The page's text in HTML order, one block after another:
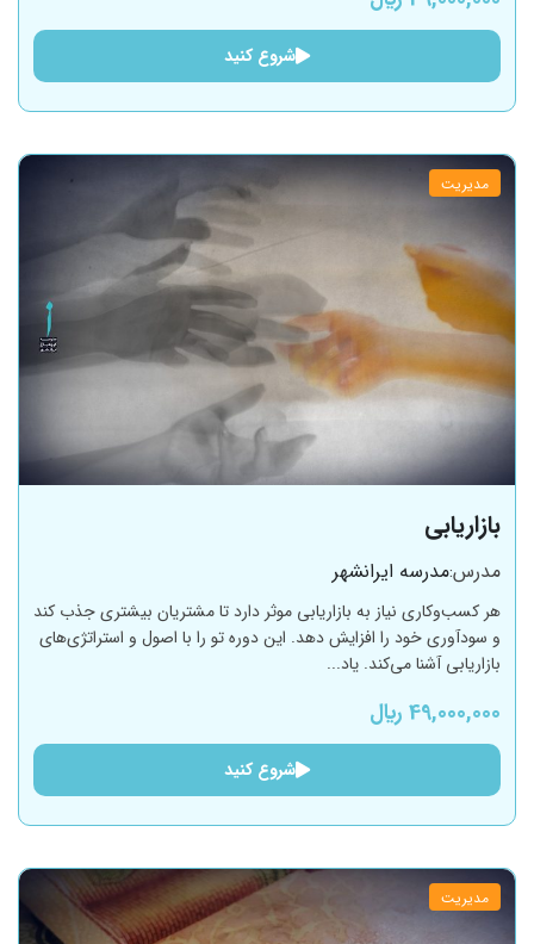
شروع کنید
مدیریت
بازاریابی
مدرس:مدرسه ایرانشهر
هر کسب‌وکاری نیاز به بازاریابی موثر دارد تا مشتریان بیشتری جذب کند
و سودآوری خود را افزایش دهد. این دوره تو را با اصول و استراتژی‌های
بازاریابی آشنا می‌کند. یاد...
49,000,000 ﷼
شروع کنید
مدیریت